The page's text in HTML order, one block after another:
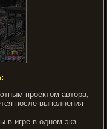
проектом автора;
после выполнения
в игре в одном экз.